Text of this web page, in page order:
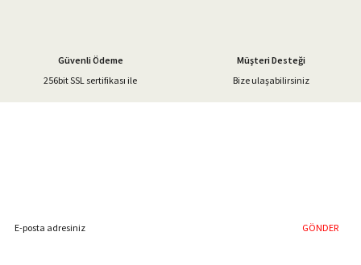
Gönder
Güvenli Ödeme
256bit SSL sertifikası ile
Müşteri Desteği
Bize ulaşabilirsiniz
GÖNDER